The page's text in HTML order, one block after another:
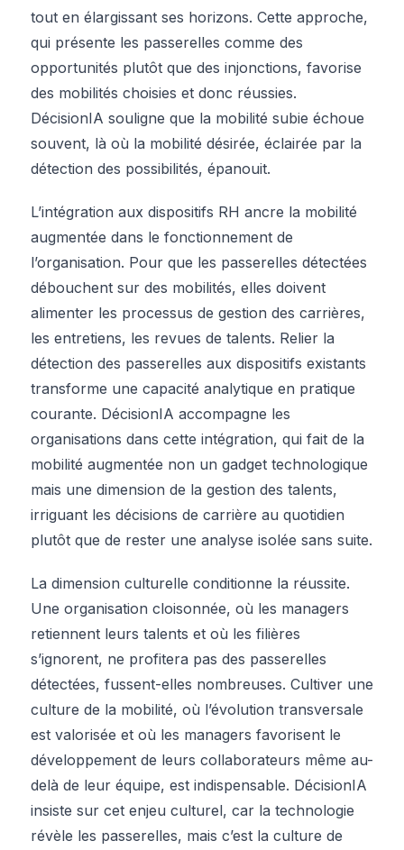
tout en élargissant ses horizons. Cette approche,
qui présente les passerelles comme des
opportunités plutôt que des injonctions, favorise
des mobilités choisies et donc réussies.
DécisionIA souligne que la mobilité subie échoue
souvent, là où la mobilité désirée, éclairée par la
détection des possibilités, épanouit.
L’intégration aux dispositifs RH ancre la mobilité
augmentée dans le fonctionnement de
l’organisation. Pour que les passerelles détectées
débouchent sur des mobilités, elles doivent
alimenter les processus de gestion des carrières,
les entretiens, les revues de talents. Relier la
détection des passerelles aux dispositifs existants
transforme une capacité analytique en pratique
courante. DécisionIA accompagne les
organisations dans cette intégration, qui fait de la
mobilité augmentée non un gadget technologique
mais une dimension de la gestion des talents,
irriguant les décisions de carrière au quotidien
plutôt que de rester une analyse isolée sans suite.
La dimension culturelle conditionne la réussite.
Une organisation cloisonnée, où les managers
retiennent leurs talents et où les filières
s’ignorent, ne profitera pas des passerelles
détectées, fussent-elles nombreuses. Cultiver une
culture de la mobilité, où l’évolution transversale
est valorisée et où les managers favorisent le
développement de leurs collaborateurs même au-
delà de leur équipe, est indispensable. DécisionIA
insiste sur cet enjeu culturel, car la technologie
révèle les passerelles, mais c’est la culture de